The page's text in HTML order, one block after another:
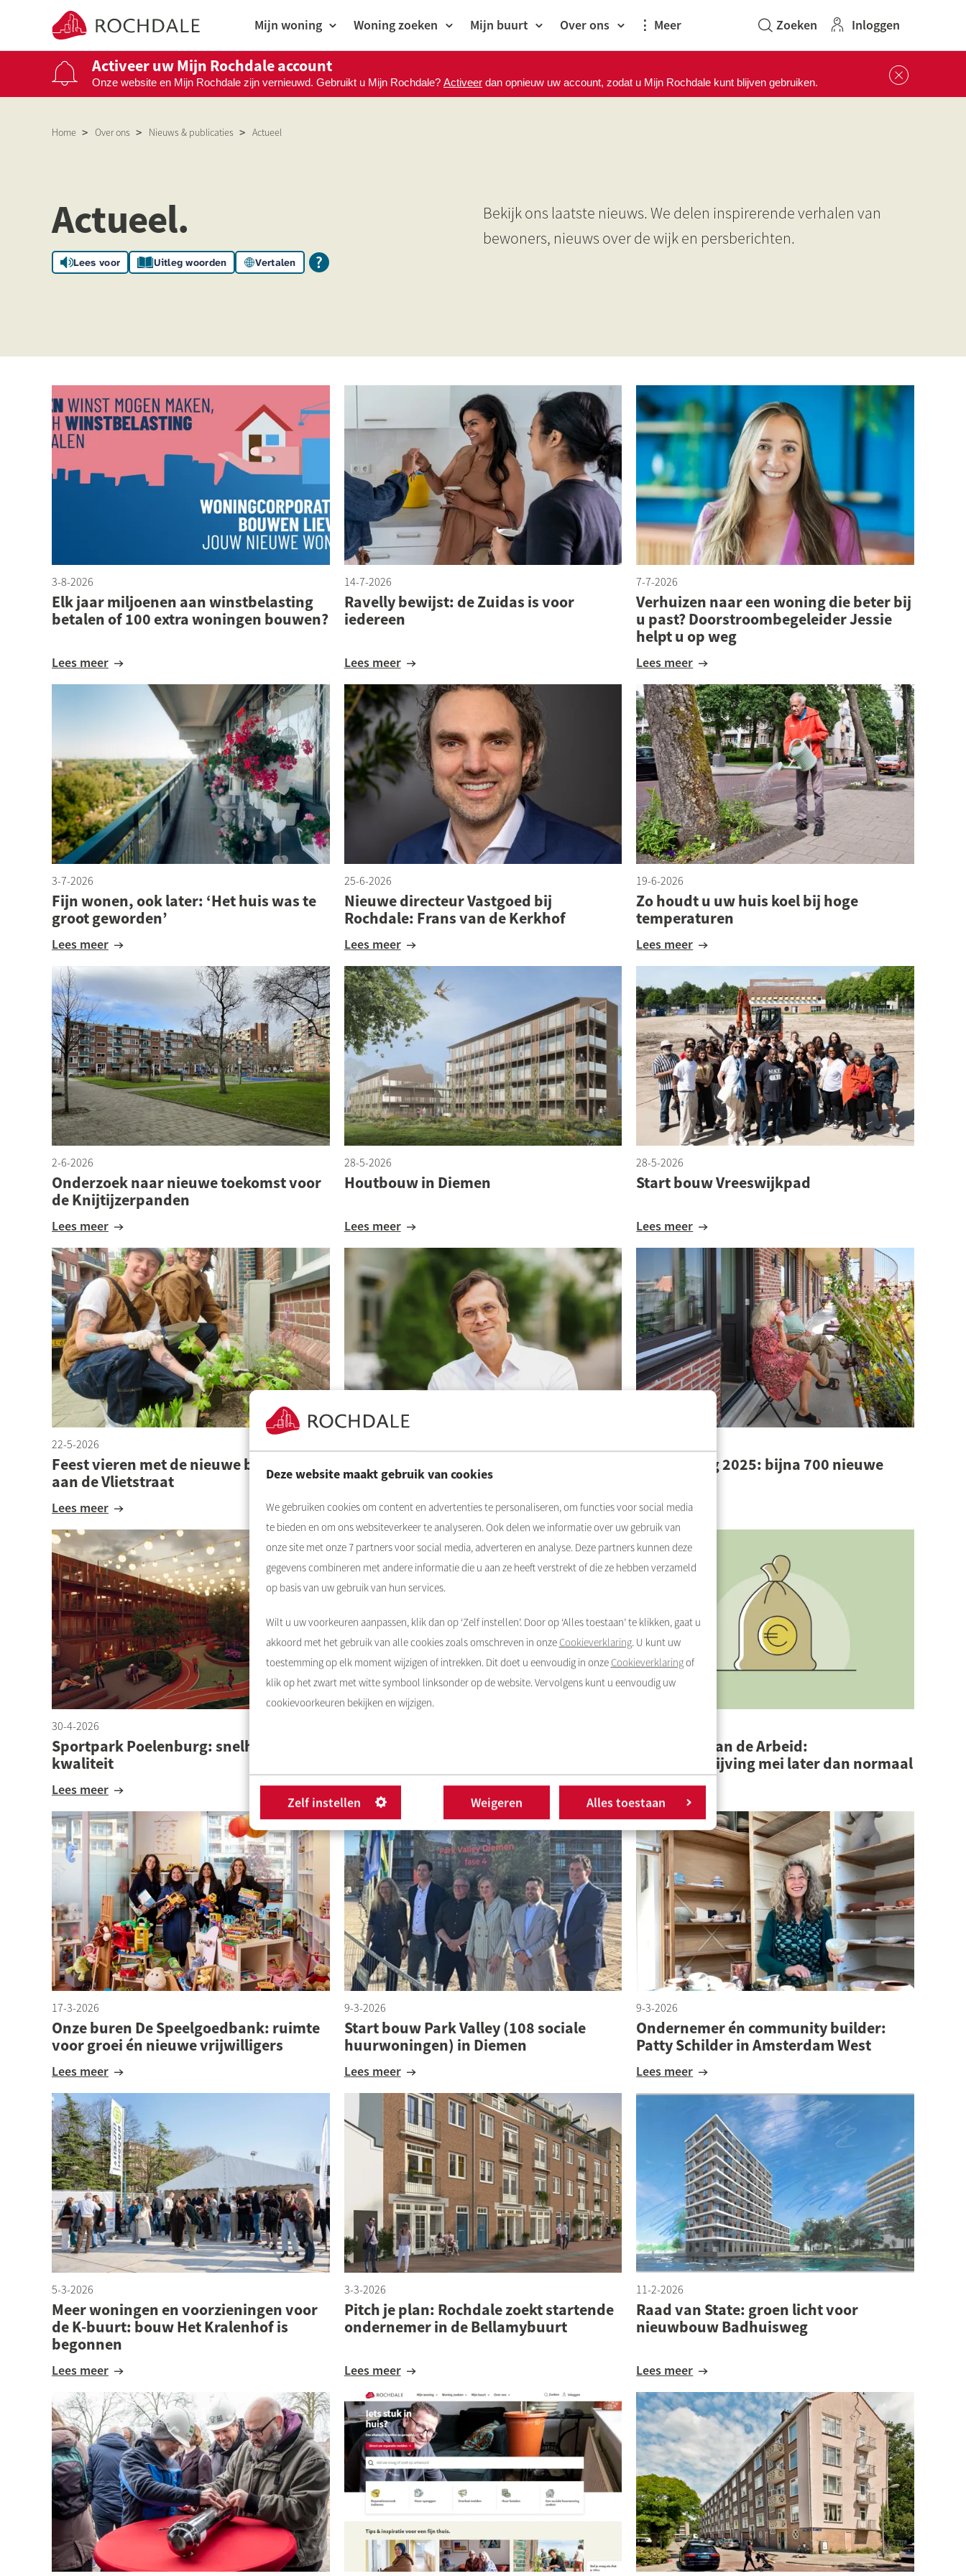
Deze website maakt gebruik van cookies
We gebruiken cookies om content en advertenties te personaliseren, om functies voor social media
te bieden en om ons websiteverkeer te analyseren. Ook delen we informatie over uw gebruik van
onze site met onze7 partners voor social media, adverteren en analyse. Deze partners kunnen deze
gegevens combineren met andere informatie die u aan ze heeft verstrekt of die ze hebben verzameld
op basis van uw gebruik van hun services.
Wilt u uw voorkeuren aanpassen, klik dan op ‘Zelf instellen’. Door op ‘Alles toestaan’ te klikken, gaat u
akkoord met het gebruik van alle cookies zoals omschreven in onze Cookieverklaring. U kunt uw
toestemming op elk moment wijzigen of intrekken. Dit doet u eenvoudig in onze Cookieverklaringof
klik op het zwart met witte symbool linksonder op de website. Vervolgens kunt u eenvoudig uw
cookievoorkeuren bekijken en wijzigen.
Zelf instellen Weigeren Alles toestaan
Naar de homepage Mijn woning Woning zoeken Mijn buurt Over ons Meer Inloggen
Activeer uw Mijn Rochdale account
Onze website en Mijn Rochdale zijn vernieuwd. Gebruikt u Mijn Rochdale? Activeer dan opnieuw uw account, zodat u Mijn Rochdale kunt blijven gebruiken.
Home Over ons Nieuws & publicaties Actueel
Actueel.
Lees voor Uitleg woorden Vertalen
Bekijk ons laatste nieuws. We delen inspirerende verhalen van
bewoners, nieuws over de wijk en persberichten.
Elk jaar miljoenen aan winstbelasting
betalen of 100 extra woningen bouwen?
3-8-2026
Lees meer
Ravelly bewijst: de Zuidas is voor
iedereen
14-7-2026
Lees meer
Verhuizen naar een woning die beter bij
u past? Doorstroombegeleider Jessie
helpt u op weg
7-7-2026
Lees meer
Fijn wonen, ook later: ‘Het huis was te
groot geworden’
3-7-2026
Lees meer
Nieuwe directeur Vastgoed bij
Rochdale: Frans van de Kerkhof
25-6-2026
Lees meer
Zo houdt u uw huis koel bij hoge
temperaturen
19-6-2026
Lees meer
Onderzoek naar nieuwe toekomst voor
de Knijtijzerpanden
2-6-2026
Lees meer
Houtbouw in Diemen
28-5-2026
Lees meer
Start bouw Vreeswijkpad
28-5-2026
Lees meer
Feest vieren met de nieuwe bewoners
aan de Vlietstraat
22-5-2026
Lees meer
Eric Nagengast vertrekt bij Rochdale
Lees meer
Jaarverslag 2025: bijna 700 nieuwe
Lees meer
Sportpark Poelenburg: snelheid én
kwaliteit
30-4-2026
Lees meer Lees meer
1 mei Dag van de Arbeid:
Huurafschrijving mei later dan normaal
Lees meer
Onze buren De Speelgoedbank: ruimte
voor groei én nieuwe vrijwilligers
17-3-2026
Lees meer
Start bouw Park Valley (108 sociale
huurwoningen) in Diemen
9-3-2026
Lees meer
Ondernemer én community builder:
Patty Schilder in Amsterdam West
9-3-2026
Lees meer
Meer woningen en voorzieningen voor
de K-buurt: bouw Het Kralenhof is
begonnen
5-3-2026
Lees meer
Pitch je plan: Rochdale zoekt startende
ondernemer in de Bellamybuurt
3-3-2026
Lees meer
Raad van State: groen licht voor
nieuwbouw Badhuisweg
11-2-2026
Lees meer